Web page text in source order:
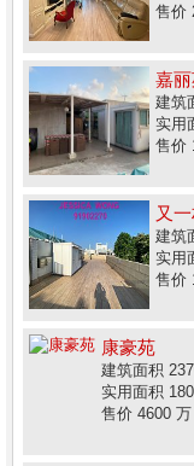
售价
嘉
建筑
实用
售价
又
建筑
实用
售价
康豪苑
建筑面积
实用面积
售价 4600 万